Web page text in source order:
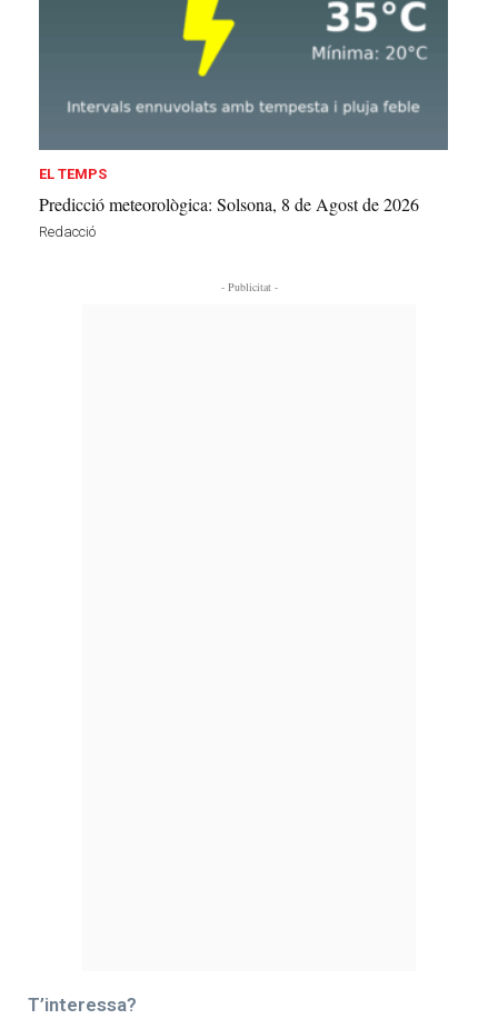
EL TEMPS
Predicció meteorològica: Solsona, 8 de Agost de 2026
Redacció
- Publicitat -
T’interessa?